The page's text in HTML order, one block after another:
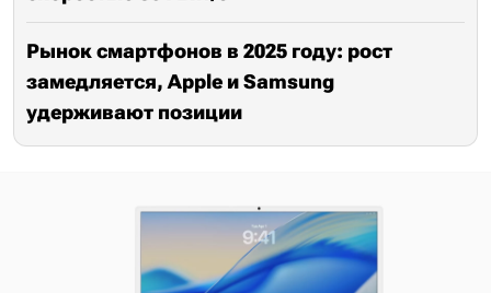
Рынок смартфонов в 2025 году: рост
замедляется, Apple и Samsung
удерживают позиции